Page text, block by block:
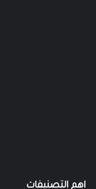
اهم التصنيفات